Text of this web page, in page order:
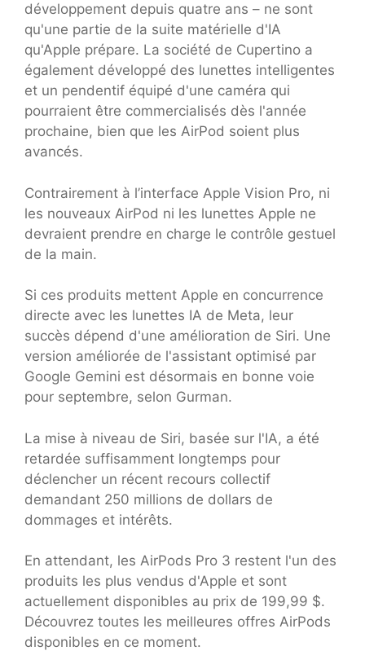
développement depuis quatre ans – ne sont
qu'une partie de la suite matérielle d'IA
qu'Apple prépare. La société de Cupertino a
également développé des lunettes intelligentes
et un pendentif équipé d'une caméra qui
pourraient être commercialisés dès l'année
prochaine, bien que les AirPod soient plus
avancés.
Contrairement à l’interface Apple Vision Pro, ni
les nouveaux AirPod ni les lunettes Apple ne
devraient prendre en charge le contrôle gestuel
de la main.
Si ces produits mettent Apple en concurrence
directe avec les lunettes IA de Meta, leur
succès dépend d'une amélioration de Siri. Une
version améliorée de l'assistant optimisé par
Google Gemini est désormais en bonne voie
pour septembre, selon Gurman.
La mise à niveau de Siri, basée sur l'IA, a été
retardée suffisamment longtemps pour
déclencher un récent recours collectif
demandant 250 millions de dollars de
dommages et intérêts.
En attendant, les AirPods Pro 3 restent l'un des
produits les plus vendus d'Apple et sont
actuellement disponibles au prix de 199,99 $.
Découvrez toutes les meilleures offres AirPods
disponibles en ce moment.